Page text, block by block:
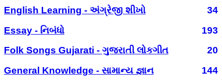
English Learning - અંગ્રેજી શીખો
34
Essay - નિબંધો
193
Folk Songs Gujarati - ગુજરાતી લોકગીત
20
General Knowledge - સામાન્ય જ્ઞાન
144